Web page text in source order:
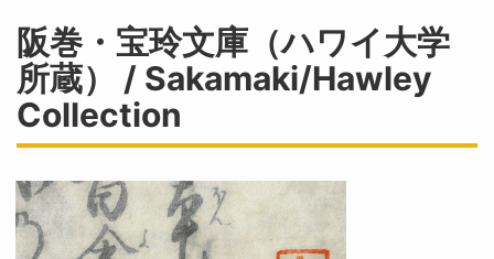
阪巻・宝玲文庫（ハワイ大学
所蔵） / Sakamaki/Hawley
Collection